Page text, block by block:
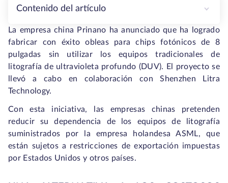
Contenido del artículo
La empresa china Prinano ha anunciado que ha logrado
fabricar con éxito obleas para chips fotónicos de 8
pulgadas sin utilizar los equipos tradicionales de
litografía de ultravioleta profundo (DUV). El proyecto se
llevó a cabo en colaboración con Shenzhen Litra
Technology.
Con esta iniciativa, las empresas chinas pretenden
reducir su dependencia de los equipos de litografía
suministrados por la empresa holandesa ASML, que
están sujetos a restricciones de exportación impuestas
por Estados Unidos y otros países.